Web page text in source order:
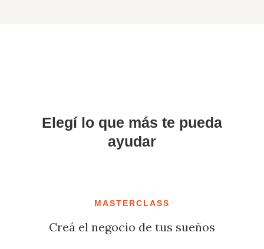
Elegí lo que más te pueda
ayudar
MASTERCLASS
Creá el negocio de tus sueños